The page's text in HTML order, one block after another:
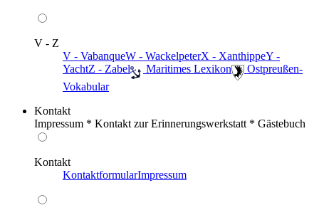
V - Z
V - VabanqueW - WackelpeterX - XanthippeY -
YachtZ - Zabel ️ Maritimes Lexikon
️ Ostpreußen-
Vokabular
Kontakt
Impressum * Kontakt zur Erinnerungswerkstatt * Gästebuch
Kontakt
KontaktformularImpressum